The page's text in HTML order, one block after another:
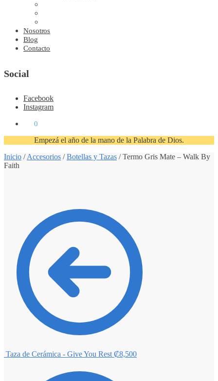
Nosotros
Blog
Contacto
Social
Facebook
Instagram
0
Empezá el año de la mano de la Palabra de Dios.
Inicio /Accesorios /Botellas y Tazas /Termo Gris Mate – Walk By
Faith
Taza de Cerámica - Give You Rest ₡8,500